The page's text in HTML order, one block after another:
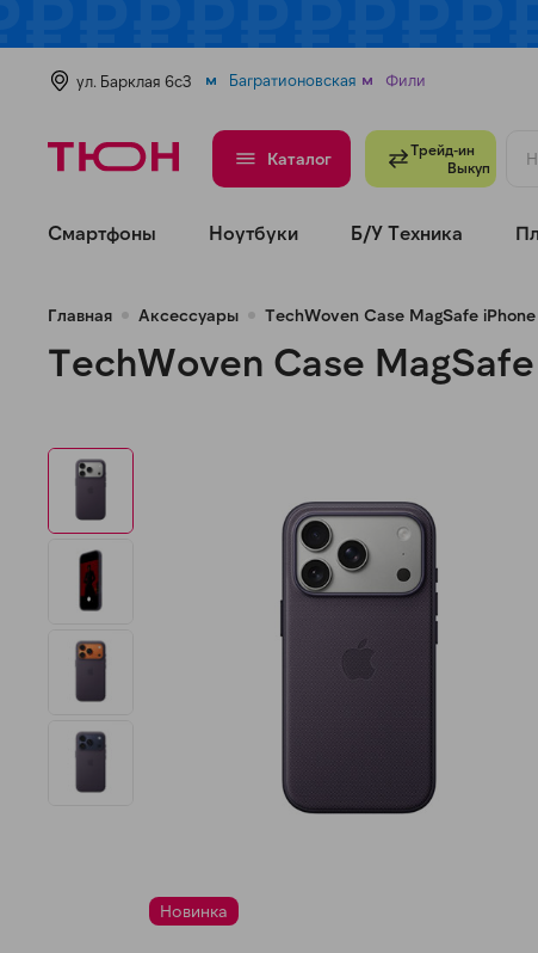
ул. Барклая 6с3 Багратионовская Фили
Каталог
Трейд-ин
Выкуп
Смартфоны Ноутбуки Б/У Техника
Главная Аксессуары TechWoven Case MagSafe
TechWoven Case
Новинка